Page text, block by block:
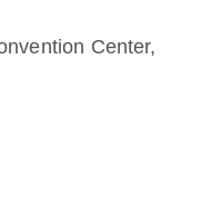
Center,